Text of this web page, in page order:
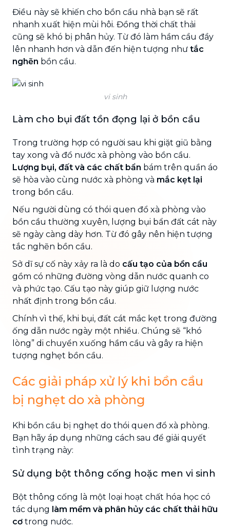
Điều này sẽ khiến cho bồn cầu nhà bạn sẽ rất
nhanh xuất hiện mùi hôi. Đồng thời chất thải
cũng sẽ khó bị phân hủy. Từ đó làm hầm cầu đầy
lên nhanh hơn và dẫn đến hiện tượng như tắc
nghẽn bồn cầu.
vi sinh
Làm cho bụi đất tồn đọng lại ở bồn cầu
Trong trường hợp có người sau khi giặt giũ bằng
tay xong và đổ nước xà phòng vào bồn cầu.
Lượng bụi, đất và các chất bẩn bám trên quần áo
sẽ hòa vào cùng nước xà phòng và mắc kẹt lại
trong bồn cầu.
Nếu người dùng có thói quen đổ xà phòng vào
bồn cầu thường xuyên, lượng bụi bẩn đất cát này
sẽ ngày càng dày hơn. Từ đó gây nên hiện tượng
tắc nghẽn bồn cầu.
Sở dĩ sự cố này xảy ra là do cấu tạo của bồn cầu
gồm có những đường vòng dẫn nước quanh co
và phức tạo. Cấu tạo này giúp giữ lượng nước
nhất định trong bồn cầu.
Chính vì thế, khi bụi, đất cát mắc kẹt trong đường
ống dẫn nước ngày một nhiều. Chúng sẽ “khó
lòng” di chuyển xuống hầm cầu và gây ra hiện
tượng nghẹt bồn cầu.
Các giải pháp xử lý khi bồn cầu
bị nghẹt do xà phòng
Khi bồn cầu bị nghẹt do thói quen đổ xà phòng.
Bạn hãy áp dụng những cách sau để giải quyết
tình trạng này:
Sử dụng bột thông cống hoặc men vi sinh
Bột thông cống là một loại hoạt chất hóa học có
tác dụng làm mềm và phân hủy các chất thải hữu
cơ trong nước.